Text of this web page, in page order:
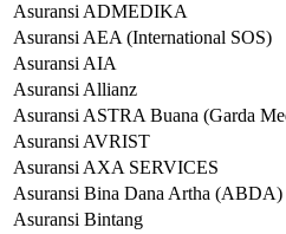
Asuransi ADMEDIKA
Asuransi AEA (International SOS)
Asuransi AIA
Asuransi Allianz
Asuransi ASTRA Buana (Garda
Asuransi AVRIST
Asuransi AXA SERVICES
Asuransi Bina Dana Artha (ABDA)
Asuransi Bintang